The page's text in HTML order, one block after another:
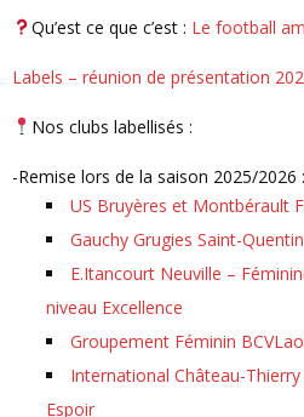
Qu’est ce que c’est : Le football
Labels – réunion de présentation
Nos clubs labellisés :
-Remise lors de la saison 2025/2026 :
US Bruyères et Montbérault
Gauchy Grugies Saint-
E.Itancourt Neuville –
niveau Excellence
Groupement Féminin
International Château-
Espoir